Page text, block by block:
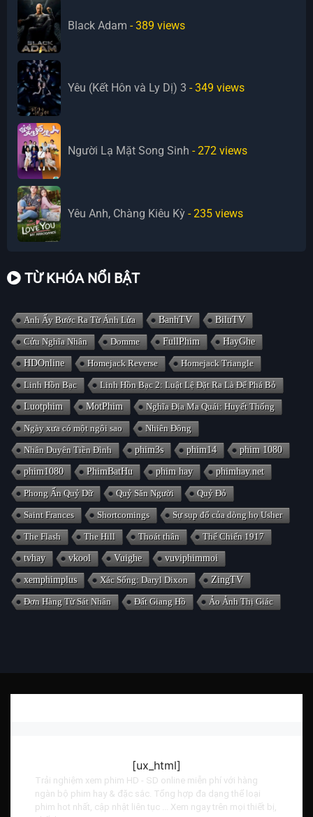
Black Adam - 389 views
Yêu (Kết Hôn và Ly Dị) 3 - 349 views
Người Lạ Mặt Song Sinh - 272 views
Yêu Anh, Chàng Kiêu Kỳ - 235 views
TỪ KHÓA NỔI BẬT
Anh Ấy Bước Ra Từ Ánh Lửa BanhTV BiluTV
Cửu Nghĩa Nhân Domme FullPhim HayGhe
HDOnline Homejack Reverse Homejack Triangle
Linh Hồn Bạc Linh Hồn Bạc 2: Luật Lệ Đặt Ra Là Để Phá Bỏ
Luotphim MotPhim Nghĩa Địa Ma Quái: Huyết Thống
Ngày xưa có một ngôi sao Nhiên Đông
Nhân Duyên Tiền Đình phim3s phim14 phim 1080
phim1080 PhimBatHu phim hay phimhay.net
Phong Ấn Quỷ Dữ Quỷ Săn Người Quỷ Đỏ
Saint Frances Shortcomings Sự sụp đổ của dòng họ Usher
The Flash The Hill Thoát thân Thế Chiến 1917
tvhay vkool Vuighe vuviphimmoi
xemphimplus Xác Sống: Daryl Dixon ZingTV
Đơn Hàng Từ Sát Nhân Đất Giang Hồ Ảo Ảnh Thị Giác